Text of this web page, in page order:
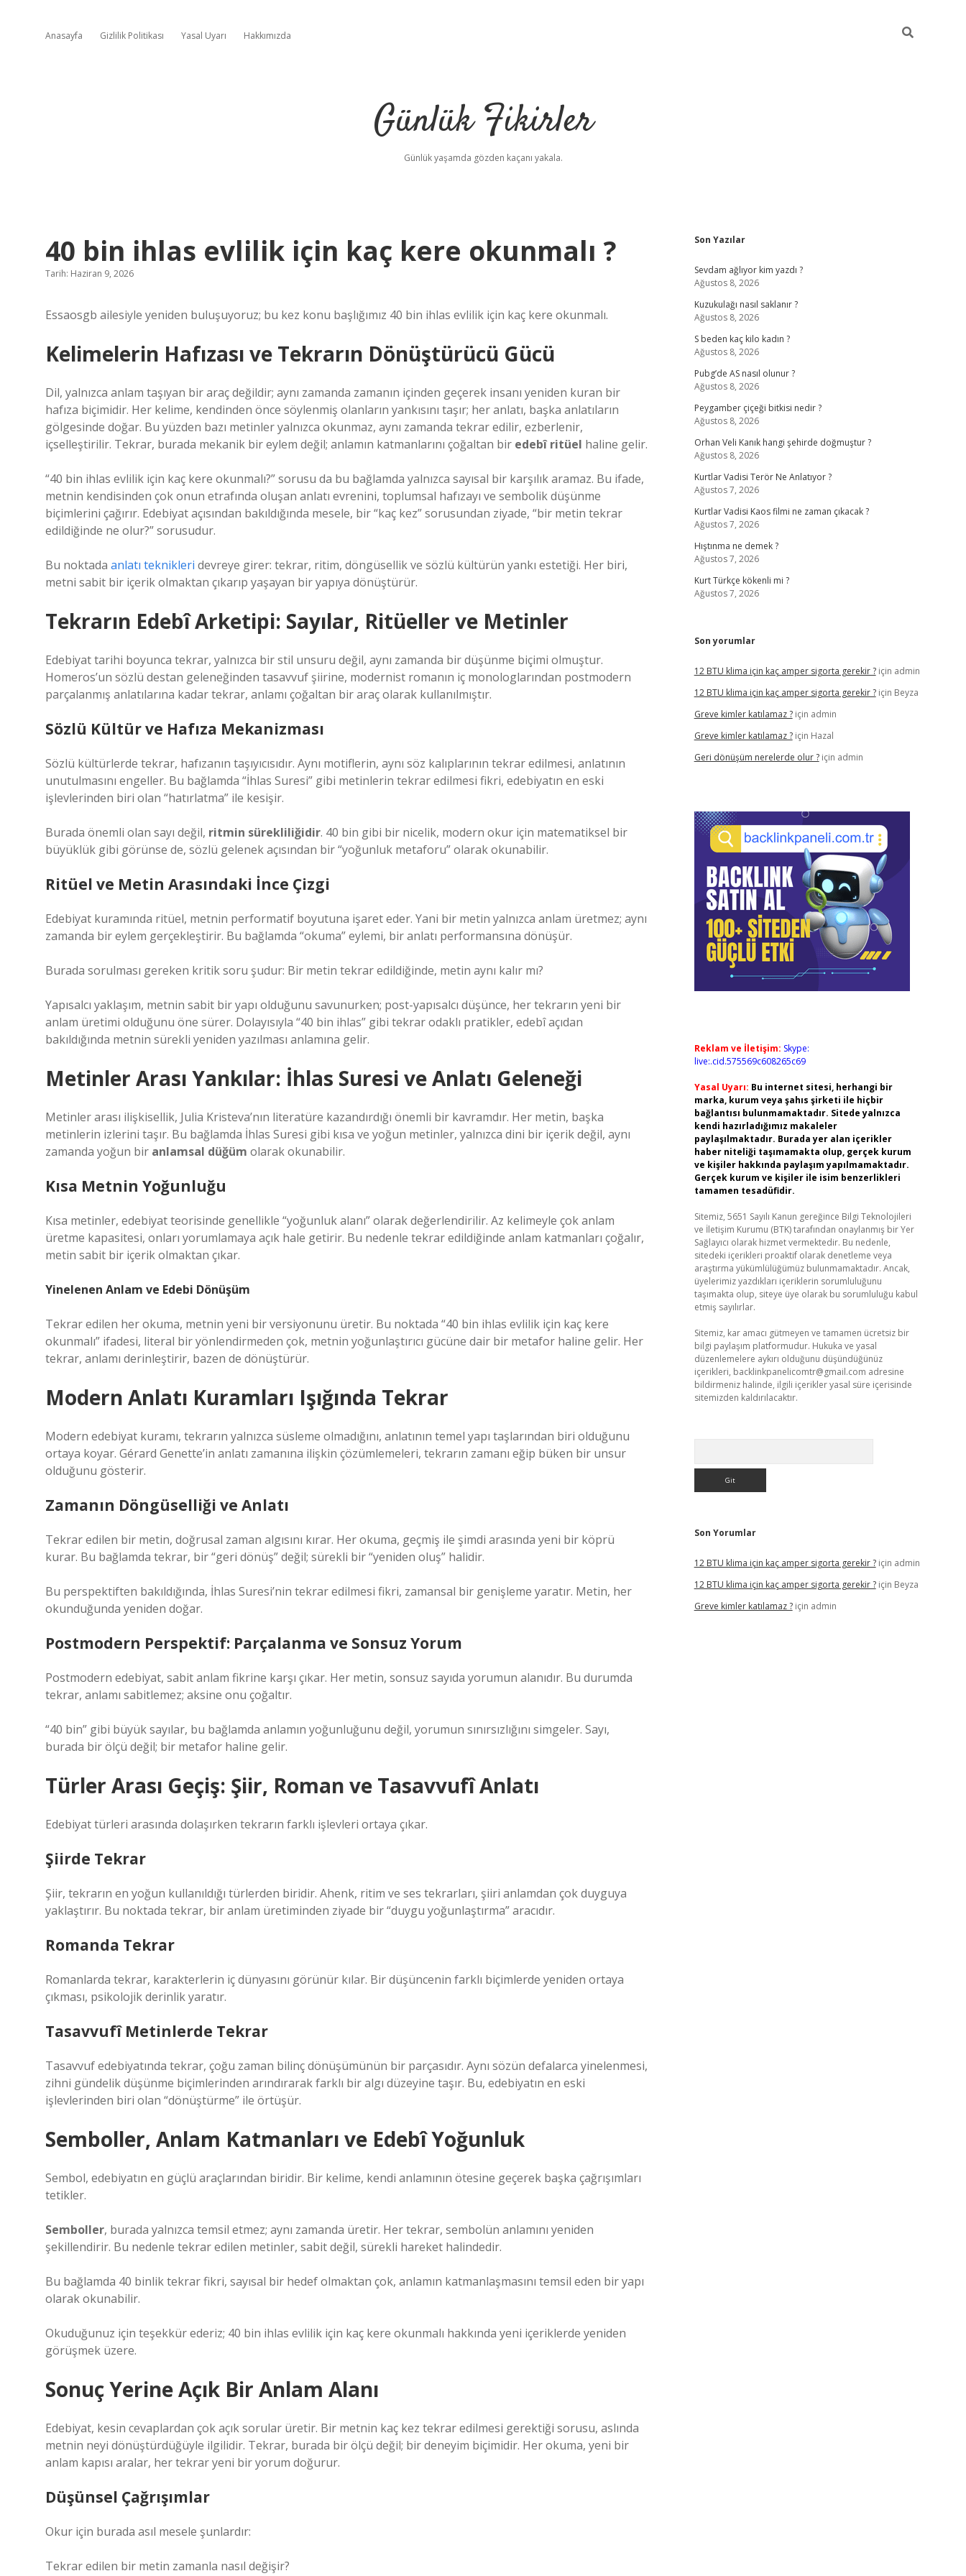
Anasayfa Gizlilik Politikası Yasal Uyarı Hakkımızda
Günlük Fikirler
Günlük yaşamda gözden kaçanı yakala.
40 bin ihlas evlilik için kaç kere okunmalı ?
Tarih: Haziran 9, 2026
Essaosgb ailesiyle yeniden buluşuyoruz; bu kez konu başlığımız 40 bin ihlas evlilik için kaç kere okunmalı.
Kelimelerin Hafızası ve Tekrarın Dönüştürücü Gücü
Dil, yalnızca anlam taşıyan bir araç değildir; aynı zamanda zamanın içinden geçerek insanı yeniden kuran bir
hafıza biçimidir. Her kelime, kendinden önce söylenmiş olanların yankısını taşır; her anlatı, başka anlatıların
gölgesinde doğar. Bu yüzden bazı metinler yalnızca okunmaz, aynı zamanda tekrar edilir, ezberlenir,
içselleştirilir. Tekrar, burada mekanik bir eylem değil; anlamın katmanlarını çoğaltan bir edebî ritüel haline gelir.
“40 bin ihlas evlilik için kaç kere okunmalı?” sorusu da bu bağlamda yalnızca sayısal bir karşılık aramaz. Bu ifade,
metnin kendisinden çok onun etrafında oluşan anlatı evrenini, toplumsal hafızayı ve sembolik düşünme
biçimlerini çağırır. Edebiyat açısından bakıldığında mesele, bir “kaç kez” sorusundan ziyade, “bir metin tekrar
edildiğinde ne olur?” sorusudur.
Bu noktada anlatı teknikleri devreye girer: tekrar, ritim, döngüsellik ve sözlü kültürün yankı estetiği. Her biri,
metni sabit bir içerik olmaktan çıkarıp yaşayan bir yapıya dönüştürür.
Tekrarın Edebî Arketipi: Sayılar, Ritüeller ve Metinler
Edebiyat tarihi boyunca tekrar, yalnızca bir stil unsuru değil, aynı zamanda bir düşünme biçimi olmuştur.
Homeros’un sözlü destan geleneğinden tasavvuf şiirine, modernist romanın iç monologlarından postmodern
parçalanmış anlatılarına kadar tekrar, anlamı çoğaltan bir araç olarak kullanılmıştır.
Sözlü Kültür ve Hafıza Mekanizması
Sözlü kültürlerde tekrar, hafızanın taşıyıcısıdır. Aynı motiflerin, aynı söz kalıplarının tekrar edilmesi, anlatının
unutulmasını engeller. Bu bağlamda “İhlas Suresi” gibi metinlerin tekrar edilmesi fikri, edebiyatın en eski
işlevlerinden biri olan “hatırlatma” ile kesişir.
Burada önemli olan sayı değil, ritmin sürekliliğidir. 40 bin gibi bir nicelik, modern okur için matematiksel bir
büyüklük gibi görünse de, sözlü gelenek açısından bir “yoğunluk metaforu” olarak okunabilir.
Ritüel ve Metin Arasındaki İnce Çizgi
Edebiyat kuramında ritüel, metnin performatif boyutuna işaret eder. Yani bir metin yalnızca anlam üretmez; aynı
zamanda bir eylem gerçekleştirir. Bu bağlamda “okuma” eylemi, bir anlatı performansına dönüşür.
Burada sorulması gereken kritik soru şudur: Bir metin tekrar edildiğinde, metin aynı kalır mı?
Yapısalcı yaklaşım, metnin sabit bir yapı olduğunu savunurken; post-yapısalcı düşünce, her tekrarın yeni bir
anlam üretimi olduğunu öne sürer. Dolayısıyla “40 bin ihlas” gibi tekrar odaklı pratikler, edebî açıdan
bakıldığında metnin sürekli yeniden yazılması anlamına gelir.
Metinler Arası Yankılar: İhlas Suresi ve Anlatı Geleneği
Metinler arası ilişkisellik, Julia Kristeva’nın literatüre kazandırdığı önemli bir kavramdır. Her metin, başka
metinlerin izlerini taşır. Bu bağlamda İhlas Suresi gibi kısa ve yoğun metinler, yalnızca dini bir içerik değil, aynı
zamanda yoğun bir anlamsal düğüm olarak okunabilir.
Kısa Metnin Yoğunluğu
Kısa metinler, edebiyat teorisinde genellikle “yoğunluk alanı” olarak değerlendirilir. Az kelimeyle çok anlam
üretme kapasitesi, onları yorumlamaya açık hale getirir. Bu nedenle tekrar edildiğinde anlam katmanları çoğalır,
metin sabit bir içerik olmaktan çıkar.
Yinelenen Anlam ve Edebi Dönüşüm
Tekrar edilen her okuma, metnin yeni bir versiyonunu üretir. Bu noktada “40 bin ihlas evlilik için kaç kere
okunmalı” ifadesi, literal bir yönlendirmeden çok, metnin yoğunlaştırıcı gücüne dair bir metafor haline gelir. Her
tekrar, anlamı derinleştirir, bazen de dönüştürür.
Modern Anlatı Kuramları Işığında Tekrar
Modern edebiyat kuramı, tekrarın yalnızca süsleme olmadığını, anlatının temel yapı taşlarından biri olduğunu
ortaya koyar. Gérard Genette’in anlatı zamanına ilişkin çözümlemeleri, tekrarın zamanı eğip büken bir unsur
olduğunu gösterir.
Zamanın Döngüselliği ve Anlatı
Tekrar edilen bir metin, doğrusal zaman algısını kırar. Her okuma, geçmiş ile şimdi arasında yeni bir köprü
kurar. Bu bağlamda tekrar, bir “geri dönüş” değil; sürekli bir “yeniden oluş” halidir.
Bu perspektiften bakıldığında, İhlas Suresi’nin tekrar edilmesi fikri, zamansal bir genişleme yaratır. Metin, her
okunduğunda yeniden doğar.
Postmodern Perspektif: Parçalanma ve Sonsuz Yorum
Postmodern edebiyat, sabit anlam fikrine karşı çıkar. Her metin, sonsuz sayıda yorumun alanıdır. Bu durumda
tekrar, anlamı sabitlemez; aksine onu çoğaltır.
“40 bin” gibi büyük sayılar, bu bağlamda anlamın yoğunluğunu değil, yorumun sınırsızlığını simgeler. Sayı,
burada bir ölçü değil; bir metafor haline gelir.
Türler Arası Geçiş: Şiir, Roman ve Tasavvufî Anlatı
Edebiyat türleri arasında dolaşırken tekrarın farklı işlevleri ortaya çıkar.
Şiirde Tekrar
Şiir, tekrarın en yoğun kullanıldığı türlerden biridir. Ahenk, ritim ve ses tekrarları, şiiri anlamdan çok duyguya
yaklaştırır. Bu noktada tekrar, bir anlam üretiminden ziyade bir “duygu yoğunlaştırma” aracıdır.
Romanda Tekrar
Romanlarda tekrar, karakterlerin iç dünyasını görünür kılar. Bir düşüncenin farklı biçimlerde yeniden ortaya
çıkması, psikolojik derinlik yaratır.
Tasavvufî Metinlerde Tekrar
Tasavvuf edebiyatında tekrar, çoğu zaman bilinç dönüşümünün bir parçasıdır. Aynı sözün defalarca yinelenmesi,
zihni gündelik düşünme biçimlerinden arındırarak farklı bir algı düzeyine taşır. Bu, edebiyatın en eski
işlevlerinden biri olan “dönüştürme” ile örtüşür.
Semboller, Anlam Katmanları ve Edebî Yoğunluk
Sembol, edebiyatın en güçlü araçlarından biridir. Bir kelime, kendi anlamının ötesine geçerek başka çağrışımları
tetikler.
Semboller, burada yalnızca temsil etmez; aynı zamanda üretir. Her tekrar, sembolün anlamını yeniden
şekillendirir. Bu nedenle tekrar edilen metinler, sabit değil, sürekli hareket halindedir.
Bu bağlamda 40 binlik tekrar fikri, sayısal bir hedef olmaktan çok, anlamın katmanlaşmasını temsil eden bir yapı
olarak okunabilir.
Okuduğunuz için teşekkür ederiz; 40 bin ihlas evlilik için kaç kere okunmalı hakkında yeni içeriklerde yeniden
görüşmek üzere.
Sonuç Yerine Açık Bir Anlam Alanı
Edebiyat, kesin cevaplardan çok açık sorular üretir. Bir metnin kaç kez tekrar edilmesi gerektiği sorusu, aslında
metnin neyi dönüştürdüğüyle ilgilidir. Tekrar, burada bir ölçü değil; bir deneyim biçimidir. Her okuma, yeni bir
anlam kapısı aralar, her tekrar yeni bir yorum doğurur.
Düşünsel Çağrışımlar
Okur için burada asıl mesele şunlardır:
Tekrar edilen bir metin zamanla nasıl değişir?
Sidebar
Son Yazılar
Sevdam ağlıyor kim yazdı ?
Ağustos 8, 2026
Kuzukulağı nasıl saklanır ?
Ağustos 8, 2026
S beden kaç kilo kadın ?
Ağustos 8, 2026
Pubg’de AS nasıl olunur ?
Ağustos 8, 2026
Peygamber çiçeği bitkisi nedir ?
Ağustos 8, 2026
Orhan Veli Kanık hangi şehirde doğmuştur ?
Ağustos 8, 2026
Kurtlar Vadisi Terör Ne Anlatıyor ?
Ağustos 7, 2026
Kurtlar Vadisi Kaos filmi ne zaman çıkacak ?
Ağustos 7, 2026
Hıştınma ne demek ?
Ağustos 7, 2026
Kurt Türkçe kökenli mi ?
Ağustos 7, 2026
Son yorumlar
12 BTU klima için kaç amper sigorta gerekir ?için admin
12 BTU klima için kaç amper sigorta gerekir ?için Beyza
Greve kimler katılamaz ?için admin
Greve kimler katılamaz ?için Hazal
Geri dönüşüm nerelerde olur ?için admin
Reklam ve İletişim: Skype:
live:.cid.575569c608265c69
Yasal Uyarı: Bu internet sitesi, herhangi bir
marka, kurum veya şahıs şirketi ile hiçbir
bağlantısı bulunmamaktadır. Sitede yalnızca
kendi hazırladığımız makaleler
paylaşılmaktadır. Burada yer alan içerikler
haber niteliği taşımamakta olup, gerçek kurum
ve kişiler hakkında paylaşım yapılmamaktadır.
Gerçek kurum ve kişiler ile isim benzerlikleri
tamamen tesadüfidir.
Sitemiz, 5651 Sayılı Kanun gereğince Bilgi Teknolojileri
ve İletişim Kurumu (BTK) tarafından onaylanmış bir Yer
Sağlayıcı olarak hizmet vermektedir. Bu nedenle,
sitedeki içerikleri proaktif olarak denetleme veya
araştırma yükümlülüğümüz bulunmamaktadır. Ancak,
üyelerimiz yazdıkları içeriklerin sorumluluğunu
taşımakta olup, siteye üye olarak bu sorumluluğu kabul
etmiş sayılırlar.
Sitemiz, kar amacı gütmeyen ve tamamen ücretsiz bir
bilgi paylaşım platformudur. Hukuka ve yasal
düzenlemelere aykırı olduğunu düşündüğünüz
içerikleri, backlinkpanelicomtr@gmail.com adresine
bildirmeniz halinde, ilgili içerikler yasal süre içerisinde
sitemizden kaldırılacaktır.
Son Yorumlar
12 BTU klima için kaç amper sigorta gerekir ?için admin
12 BTU klima için kaç amper sigorta gerekir ?için Beyza
Greve kimler katılamaz ?için admin